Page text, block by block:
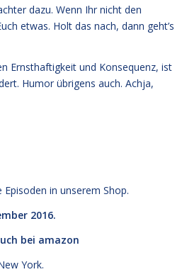
dazu. Wenn Ihr nicht den
etwas. Holt das nach, dann geht’s
Ernsthaftigkeit und Konsequenz, ist
Humor übrigens auch. Achja,
Episoden in unserem Shop.
2016.
bei amazon
York.